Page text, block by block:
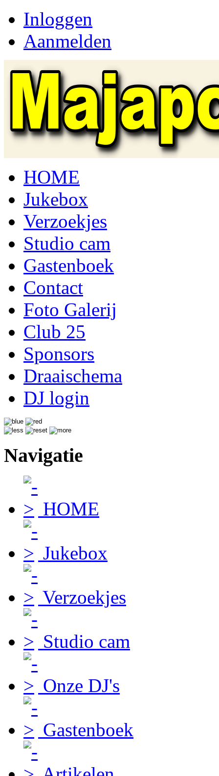
Inloggen
Aanmelden
HOME
Jukebox
Verzoekjes
Studio cam
Gastenboek
Contact
Foto Galerij
Club 25
Sponsors
Draaischema
DJ login
Navigatie
HOME
Jukebox
Verzoekjes
Studio cam
Onze DJ's
Gastenboek